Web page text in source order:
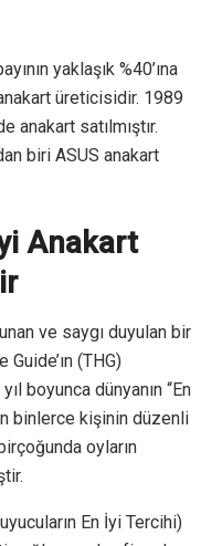
yaklaşık %40’ına
üreticisidir. 1989
anakart satılmıştır.
biri ASUS anakart
Anakart
ve saygı duyulan bir
(THG)
boyunca dünyanın “En
binlerce kişinin düzenli
oyların
En İyi Tercihi)